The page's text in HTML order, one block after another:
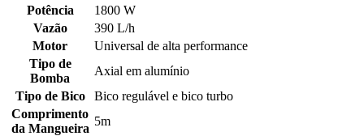
Potência
1800 W
Vazão
390 L/h
Motor
Universal de alta performance
Tipo de
Bomba
Axial em alumínio
Tipo de Bico
Bico regulável e bico turbo
Comprimento
da Mangueira
5m